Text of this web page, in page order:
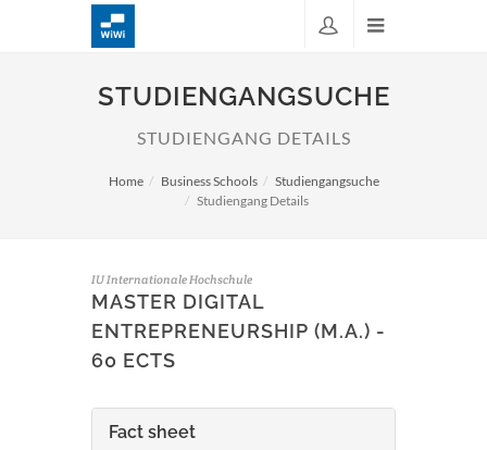
STUDIENGANGSUCHE
STUDIENGANG DETAILS
Home Business Schools
Studiengangsuche
Studiengang Details
IU Internationale Hochschule
MASTER DIGITAL
ENTREPRENEURSHIP (M.A.) -
60 ECTS
Fact sheet